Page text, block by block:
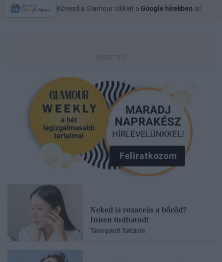
Kövesd a Glamour cikkeit a Google hírekben is!
Feliratkozom
Neked is rosaceás a bőrőd?
Innen tudhatod!
Támogatott Tartalom